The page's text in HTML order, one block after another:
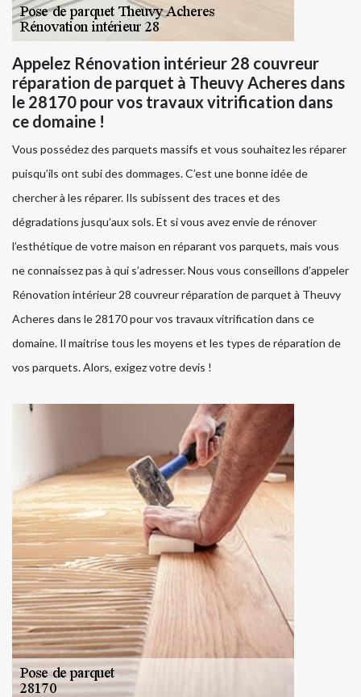
Appelez Rénovation intérieur 28 couvreur
réparation de parquet à Theuvy Acheres dans
le 28170 pour vos travaux vitrification dans
ce domaine !
Vous possédez des parquets massifs et vous souhaitez les réparer
puisqu’ils ont subi des dommages. C’est une bonne idée de
chercher à les réparer. Ils subissent des traces et des
dégradations jusqu’aux sols. Et si vous avez envie de rénover
l’esthétique de votre maison en réparant vos parquets, mais vous
ne connaissez pas à qui s’adresser. Nous vous conseillons d’appeler
Rénovation intérieur 28 couvreur réparation de parquet à Theuvy
Acheres dans le 28170 pour vos travaux vitrification dans ce
domaine. Il maitrise tous les moyens et les types de réparation de
vos parquets. Alors, exigez votre devis !